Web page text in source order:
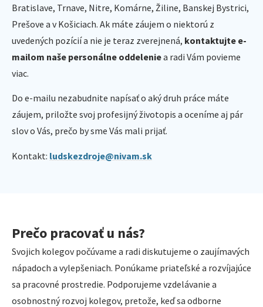
Bratislave, Trnave, Nitre, Komárne, Žiline, Banskej Bystrici,
Prešove a v Košiciach. Ak máte záujem o niektorú z
uvedených pozícií a nie je teraz zverejnená, kontaktujte e-
mailom naše personálne oddeleniea radi Vám povieme
viac.
Do e-mailu nezabudnite napísať o aký druh práce máte
záujem, priložte svoj profesijný životopis a oceníme aj pár
slov o Vás, prečo by sme Vás mali prijať.
Kontakt: ludskezdroje@nivam.sk
Prečo pracovať u nás?
Svojich kolegov počúvame a radi diskutujeme o zaujímavých
nápadoch a vylepšeniach. Ponúkame priateľské a rozvíjajúce
sa pracovné prostredie. Podporujeme vzdelávanie a
osobnostný rozvoj kolegov, pretože, keď sa odborne